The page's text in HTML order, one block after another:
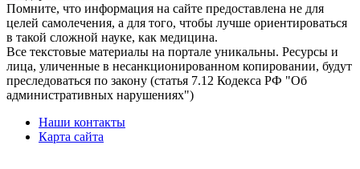
Помните, что информация на сайте предоставлена не для
целей самолечения, а для того, чтобы лучше ориентироваться
в такой сложной науке, как медицина.
Все текстовые материалы на портале уникальны. Ресурсы и
лица, уличенные в несанкционированном копировании, будут
преследоваться по закону (статья 7.12 Кодекса РФ "Об
административных нарушениях")
Наши контакты
Карта сайта